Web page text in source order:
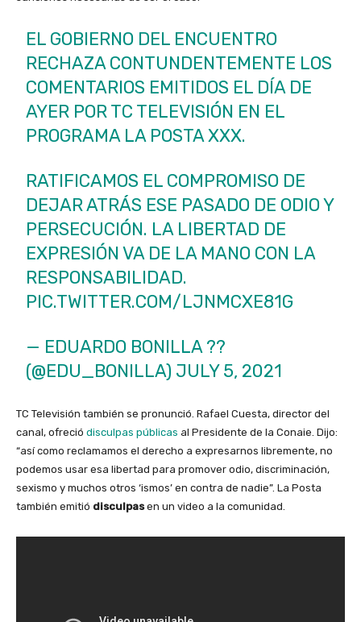
EL GOBIERNO DEL ENCUENTRO
RECHAZA CONTUNDENTEMENTE LOS
COMENTARIOS EMITIDOS EL DÍA DE
AYER POR TC TELEVISIÓN EN EL
PROGRAMA LA POSTA XXX.
RATIFICAMOS EL COMPROMISO DE
DEJAR ATRÁS ESE PASADO DE ODIO Y
PERSECUCIÓN. LA LIBERTAD DE
EXPRESIÓN VA DE LA MANO CON LA
RESPONSABILIDAD.
PIC.TWITTER.COM/LJNMCXE81G
— EDUARDO BONILLA ??
(@EDU_BONILLA) JULY 5, 2021
TC Televisión también se pronunció. Rafael Cuesta, director del
canal, ofreció disculpas públicas al Presidente de la Conaie. Dijo:
“así como reclamamos el derecho a expresarnos libremente, no
podemos usar esa libertad para promover odio, discriminación,
sexismo y muchos otros ‘ismos’ en contra de nadie”. La Posta
también emitió disculpasen un video a la comunidad.